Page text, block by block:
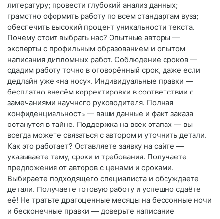
литературу; провести глубокий анализ данных;
грамотно оформить работу по всем стандартам вуза;
обеспечить высокий процент уникальности текста.
Почему стоит выбрать нас? Опытные авторы —
эксперты с профильным образованием и опытом
написания дипломных работ. Соблюдение сроков —
сдадим работу точно в оговорённый срок, даже если
дедлайн уже «на носу». Индивидуальные правки —
бесплатно внесём корректировки в соответствии с
замечаниями научного руководителя. Полная
конфиденциальность — ваши данные и факт заказа
останутся в тайне. Поддержка на всех этапах — вы
всегда можете связаться с автором и уточнить детали.
Как это работает? Оставляете заявку на сайте —
указываете тему, сроки и требования. Получаете
предложения от авторов с ценами и сроками.
Выбираете подходящего специалиста и обсуждаете
детали. Получаете готовую работу и успешно сдаёте
её! Не тратьте драгоценные месяцы на бессонные ночи
и бесконечные правки — доверьте написание